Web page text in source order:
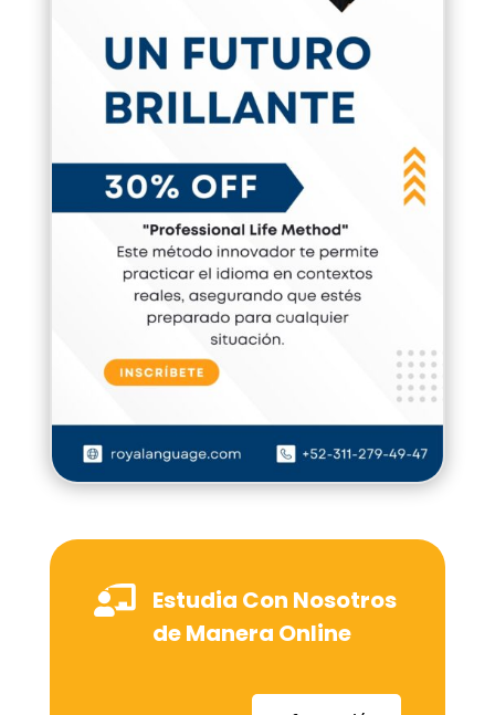
 Estudia Con Nosotros
de Manera Online